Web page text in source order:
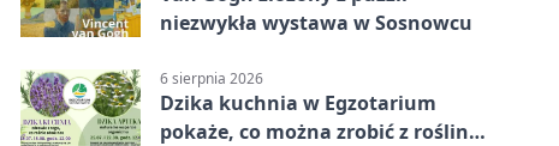
niezwykła wystawa w Sosnowcu
6 sierpnia 2026
Dzika kuchnia w Egzotarium
pokaże, co można zrobić z roślin